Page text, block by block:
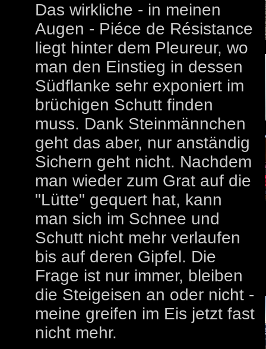
Das wirkliche - in meinen
Augen - Piéce de Résistance
liegt hinter dem Pleureur, wo
man den Einstieg in dessen
Südflanke sehr exponiert im
brüchigen Schutt finden
muss. Dank Steinmännchen
geht das aber, nur anständig
Sichern geht nicht. Nachdem
man wieder zum Grat auf die
"Lütte" gequert hat, kann
man sich im Schnee und
Schutt nicht mehr verlaufen
bis auf deren Gipfel. Die
Frage ist nur immer, bleiben
die Steigeisen an oder nicht -
meine greifen im Eis jetzt fast
nicht mehr.